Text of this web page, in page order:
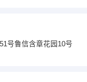
号鲁信含章花园10号